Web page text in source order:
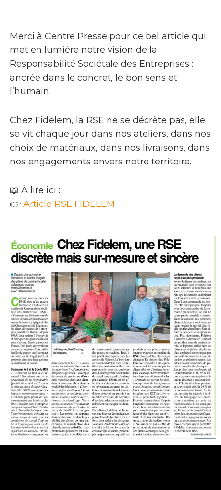
Merci à Centre Presse pour ce bel article qui
met en lumière notre vision de la
Responsabilité Sociétale des Entreprises :
ancrée dans le concret, le bon sens et
l’humain.
Chez Fidelem, la RSE ne se décrète pas, elle
se vit chaque jour dans nos ateliers, dans nos
choix de matériaux, dans nos livraisons, dans
nos engagements envers notre territoire.
📖 À lire ici :
👉 Article RSE FIDELEM